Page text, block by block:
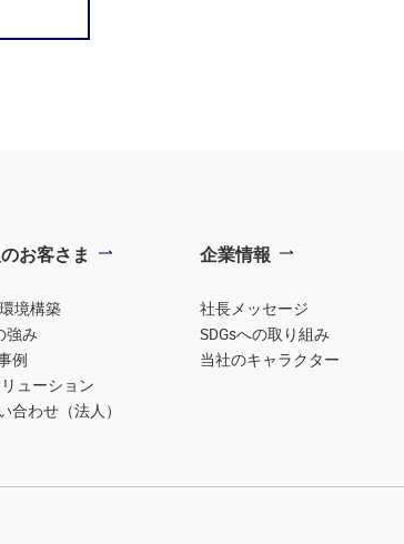
お客さま
境構築
強み
例
ューション
合わせ（法人）
企業情報
社長メッセージ
SDGsへの取り組み
当社のキャラクター